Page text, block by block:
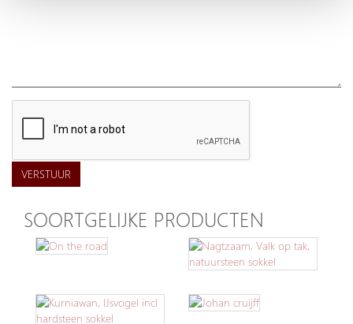
VERSTUUR
SOORTGELIJKE PRODUCTEN